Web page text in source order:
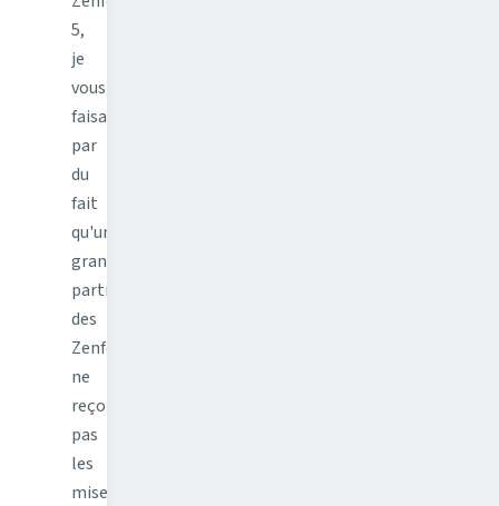
5,
je
vous
faisais
par
du
fait
qu'une
grande
partie
des
Zenfone
ne
reçoivent
pas
les
mises